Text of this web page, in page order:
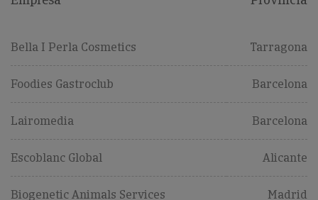
Bella I Perla Cosmetics Tarragona
Foodies Gastroclub Barcelona
Lairomedia Barcelona
Escoblanc Global Alicante
Biogenetic Animals Services Madrid